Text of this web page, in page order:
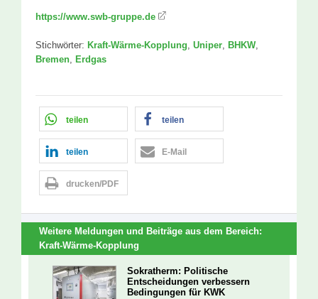
https://www.swb-gruppe.de
Stichwörter: Kraft-Wärme-Kopplung Uniper BHKW,
Bremen
Erdgas
teilen teilen
teilen E-Mail
drucken/PDF
Weitere Meldungen und Beiträge aus dem Bereich:
Kraft-Wärme-Kopplung
Sokratherm: Politische
Entscheidungen verbessern
Bedingungen für KWK